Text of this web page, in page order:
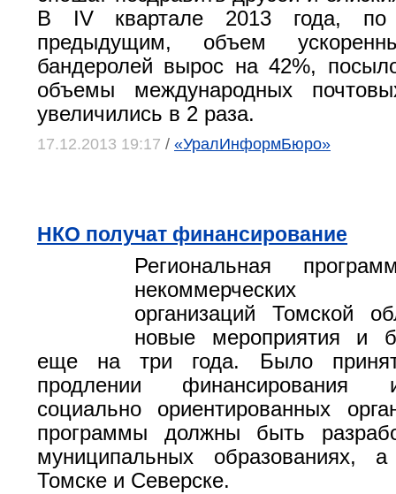
В IV квартале 2013 года, по
предыдущим, объем
бандеролей вырос на 42%,
объемы международных
увеличились в 2 раза.
17.12.2013 19:17 / «УралИнформБюро»
НКО получат финансирование
Региональная
некоммерческих
организаций Томской
новые мероприятия и
еще на три года. Было
продлении финансирования
социально ориентированных
программы должны быть
муниципальных образованиях,
Томске и Северске.